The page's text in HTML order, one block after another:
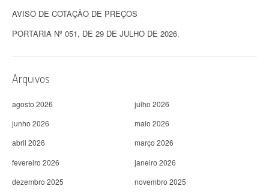
AVISO DE COTAÇÃO DE PREÇOS
PORTARIA Nº 051, DE 29 DE JULHO DE 2026.
Arquivos
agosto 2026
julho 2026
junho 2026
maio 2026
abril 2026
março 2026
fevereiro 2026
janeiro 2026
dezembro 2025
novembro 2025